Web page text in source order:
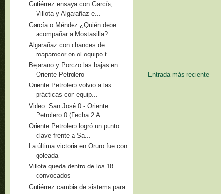
Entrada más reciente
Gutiérrez ensaya con García,
Villota y Algarañaz e...
García o Méndez ¿Quién debe
acompañar a Mostasilla?
Algarañaz con chances de
reaparecer en el equipo t...
Bejarano y Porozo las bajas en
Oriente Petrolero
Oriente Petrolero volvió a las
prácticas con equip...
Video: San José 0 - Oriente
Petrolero 0 (Fecha 2 A...
Oriente Petrolero logró un punto
clave frente a Sa...
La última victoria en Oruro fue con
goleada
Villota queda dentro de los 18
convocados
Gutiérrez cambia de sistema para